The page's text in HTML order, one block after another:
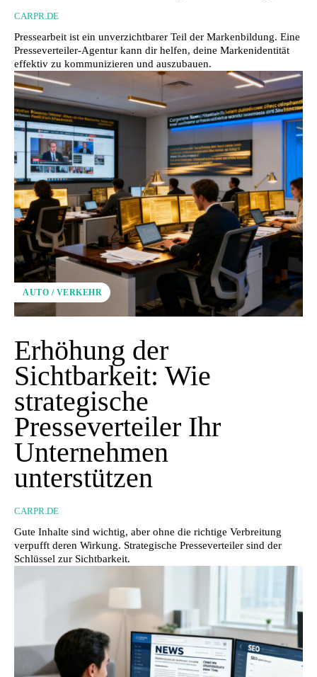
CARPR.DE
Pressearbeit ist ein unverzichtbarer Teil der Markenbildung. Eine
Presseverteiler-Agentur kann dir helfen, deine Markenidentität
effektiv zu kommunizieren und auszubauen.
AUTO / VERKEHR
Erhöhung der
Sichtbarkeit: Wie
strategische
Presseverteiler Ihr
Unternehmen
unterstützen
CARPR.DE
Gute Inhalte sind wichtig, aber ohne die richtige Verbreitung
verpufft deren Wirkung. Strategische Presseverteiler sind der
Schlüssel zur Sichtbarkeit.